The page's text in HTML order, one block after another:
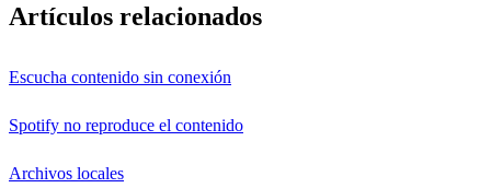
Artículos relacionados
Escucha contenido sin conexión
Spotify no reproduce el contenido
Archivos locales